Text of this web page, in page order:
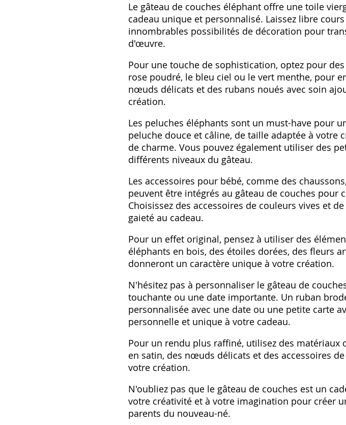
Le gâteau de couches éléphant offre une toile
cadeau unique et personnalisé. Laissez libre
innombrables possibilités de décoration pour
d'œuvre.
Pour une touche de sophistication, optez pour
rose poudré, le bleu ciel ou le vert menthe, pour
nœuds délicats et des rubans noués avec soin
création.
Les peluches éléphants sont un must-have pour
peluche douce et câline, de taille adaptée à
de charme. Vous pouvez également utiliser des
différents niveaux du gâteau.
Les accessoires pour bébé, comme des
peuvent être intégrés au gâteau de couches
Choisissez des accessoires de couleurs vives et
gaieté au cadeau.
Pour un effet original, pensez à utiliser des
éléphants en bois, des étoiles dorées, des fleurs
donneront un caractère unique à votre création.
N'hésitez pas à personnaliser le gâteau de
touchante ou une date importante. Un ruban
personnalisée avec une date ou une petite carte
personnelle et unique à votre cadeau.
Pour un rendu plus raffiné, utilisez des
en satin, des nœuds délicats et des accessoires
votre création.
N'oubliez pas que le gâteau de couches est un
votre créativité et à votre imagination pour créer
parents du nouveau-né.